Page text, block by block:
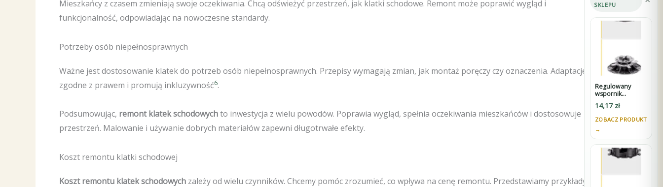
Mieszkańcy z czasem zmieniają swoje oczekiwania. Chcą odświeżyć przestrzeń, jak klatki schodowe. Remont może poprawić wygląd i
funkcjonalność, odpowiadając na nowoczesne standardy.
Potrzeby osób niepełnosprawnych
Ważne jest dostosowanie klatek do potrzeb osób niepełnosprawnych. Przepisy wymagają zmian, jak montaż poręczy czy oznaczenia. Adaptacje są
zgodne z prawem i promują inkluzywność6.
Podsumowując, remont klatek schodowychto inwestycja z wielu powodów. Poprawia wygląd, spełnia oczekiwania mieszkańców i dostosowuje
przestrzeń. Malowanie i używanie dobrych materiałów zapewni długotrwałe efekty.
Koszt remontu klatki schodowej
Koszt remontu klatek schodowych zależy od wielu czynników. Chcemy pomóc zrozumieć, co wpływa na cenę remontu. Przedstawiamy przykłady
SKLEPU
Regulowany
wspornik
STANDARD 30-45
mm do tarasów
wentylowanych
pod płyty z K3
14,17 zł
ZOBACZ PRODUKT
→